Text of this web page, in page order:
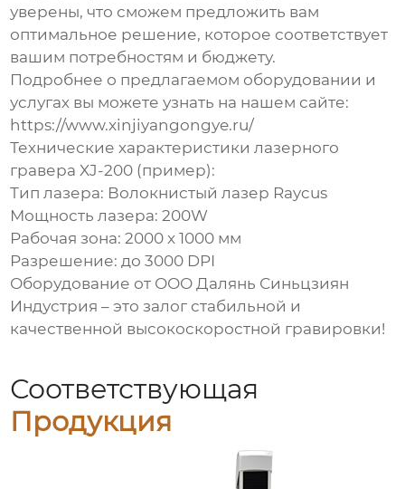
уверены, что сможем предложить вам
оптимальное решение, которое соответствует
вашим потребностям и бюджету.
Подробнее о предлагаемом оборудовании и
услугах вы можете узнать на нашем сайте:
https://www.xinjiyangongye.ru/
Технические характеристики лазерного
гравера XJ-200 (пример):
Тип лазера: Волокнистый лазер Raycus
Мощность лазера: 200W
Рабочая зона: 2000 x 1000 мм
Разрешение: до 3000 DPI
Оборудование от ООО Далянь Синьцзиян
Индустрия – это залог стабильной и
качественной высокоскоростной гравировки!
Соответствующая
Продукция